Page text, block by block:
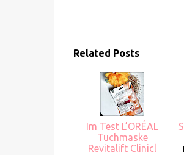
Related Posts
Im Test L’ORÉAL
Tuchmaske
Revitalift Clinicl